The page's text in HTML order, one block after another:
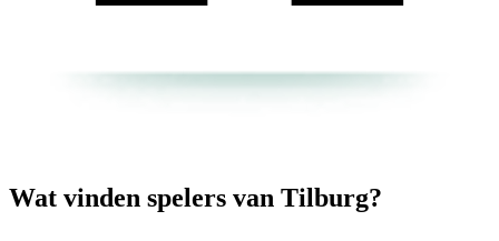
Wat vinden spelers van Tilburg?